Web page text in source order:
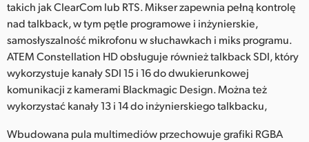
takich jak ClearCom lub RTS. Mikser zapewnia pełną kontrolę
nad talkback, w tym pętle programowe i inżynierskie,
samosłyszalność mikrofonu w słuchawkach i miks programu.
ATEM Constellation HD obsługuje również talkback SDI, który
wykorzystuje kanały SDI 15 i 16 do dwukierunkowej
komunikacji z kamerami Blackmagic Design. Można też
wykorzystać kanały 13 i 14 do inżynierskiego talkbacku,
Wbudowana pula multimediów przechowuje grafiki RGBA